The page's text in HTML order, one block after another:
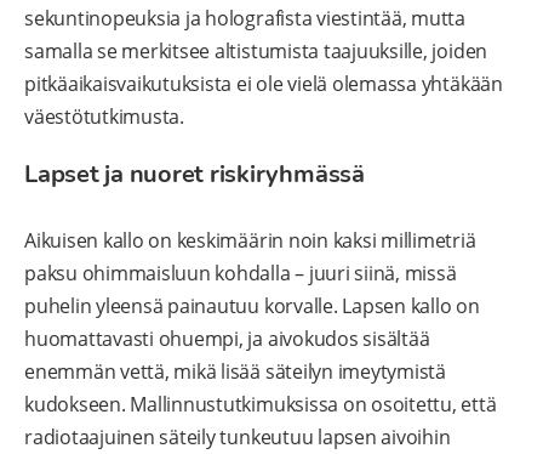
sekuntinopeuksia ja holografista viestintää, mutta
samalla se merkitsee altistumista taajuuksille, joiden
pitkäaikaisvaikutuksista ei ole vielä olemassa yhtäkään
väestötutkimusta.
Lapset ja nuoret riskiryhmässä
Aikuisen kallo on keskimäärin noin kaksi millimetriä
paksu ohimmaisluun kohdalla – juuri siinä, missä
puhelin yleensä painautuu korvalle. Lapsen kallo on
huomattavasti ohuempi, ja aivokudos sisältää
enemmän vettä, mikä lisää säteilyn imeytymistä
kudokseen. Mallinnustutkimuksissa on osoitettu, että
radiotaajuinen säteily tunkeutuu lapsen aivoihin